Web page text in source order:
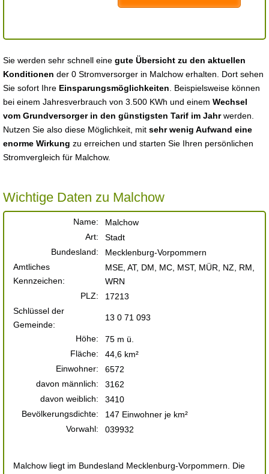
Sie werden sehr schnell eine gute Übersicht zu den aktuellen
Konditionen der 0 Stromversorger in Malchow erhalten. Dort sehen
Sie sofort Ihre Einsparungsmöglichkeiten . Beispielsweise können
bei einem Jahresverbrauch von 3.500 KWh und einem Wechsel
vom Grundversorger in den günstigsten Tarif im Jahrwerden.
Nutzen Sie also diese Möglichkeit, mit sehr wenig Aufwand eine
enorme Wirkung zu erreichen und starten Sie Ihren persönlichen
Stromvergleich für Malchow.
Wichtige Daten zu Malchow
Name:
Malchow
Art:
Stadt
Bundesland:
Mecklenburg-Vorpommern
Amtliches
Kennzeichen:
MSE, AT, DM, MC, MST, MÜR, NZ, RM,
WRN
PLZ:
17213
Schlüssel der
Gemeinde:
13 0 71 093
Höhe:
75 m ü.
Fläche:
44,6 km²
Einwohner:
6572
davon männlich:
3162
davon weiblich:
3410
Bevölkerungsdichte:
147 Einwohner je km²
Vorwahl:
039932
Malchow liegt im Bundesland Mecklenburg-Vorpommern. Die